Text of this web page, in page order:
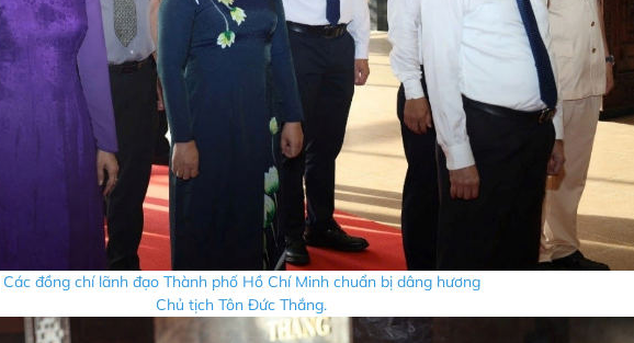
Các đồng chí lãnh đạo Thành phố Hồ Chí Minh chuẩn bị dâng hương
Chủ tịch Tôn Đức Thắng.